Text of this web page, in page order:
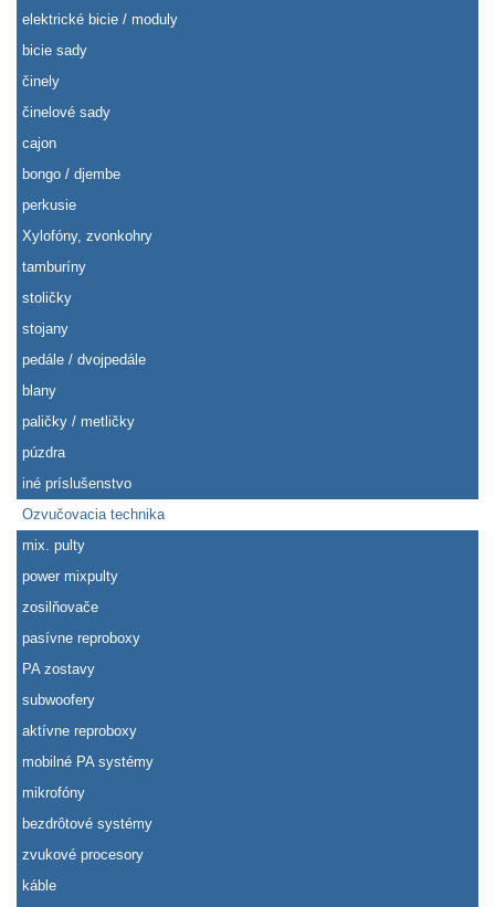
elektrické bicie / moduly
bicie sady
činely
činelové sady
cajon
bongo / djembe
perkusie
Xylofóny, zvonkohry
tamburíny
stoličky
stojany
pedále / dvojpedále
blany
paličky / metličky
púzdra
iné príslušenstvo
Ozvučovacia technika
mix. pulty
power mixpulty
zosilňovače
pasívne reproboxy
PA zostavy
subwoofery
aktívne reproboxy
mobilné PA systémy
mikrofóny
bezdrôtové systémy
zvukové procesory
káble